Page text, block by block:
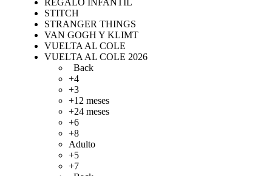
REGALO INFANTIL
STITCH
STRANGER THINGS
VAN GOGH Y KLIMT
VUELTA AL COLE
VUELTA AL COLE 2026
Back
+4
+3
+12 meses
+24 meses
+6
+8
Adulto
+5
+7